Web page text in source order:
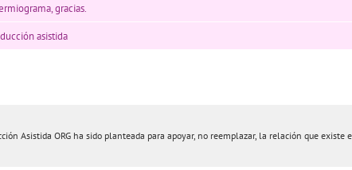
gracias.
asistida
Asistida ORG ha sido planteada para apoyar, no reemplazar, la relación que